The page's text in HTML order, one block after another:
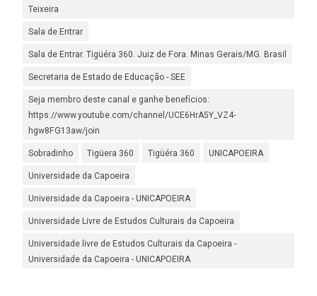
Teixeira
Sala de Entrar
Sala de Entrar. Tigüéra 360. Juiz de Fora. Minas Gerais/MG. Brasil
Secretaria de Estado de Educação - SEE
Seja membro deste canal e ganhe benefícios:
https://www.youtube.com/channel/UCE6HrA5Y_VZ4-
hgw8FG13aw/join
Sobradinho Tigüera 360 Tigüéra 360 UNICAPOEIRA
Universidade da Capoeira
Universidade da Capoeira - UNICAPOEIRA
Universidade Livre de Estudos Culturais da Capoeira
Universidade livre de Estudos Culturais da Capoeira -
Universidade da Capoeira - UNICAPOEIRA